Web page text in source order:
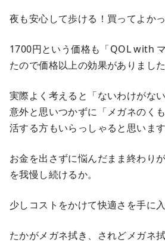
夜も安心して歩ける！買ってよかっ
1700円という価格も「QOL with
たので価格以上の効果がありました
実際よく考えると「ないわけがな
意外と思いつかずに「メガネのく
活する方もいらっしゃると思います
お金を出さずに悩んだまま終わり
を我慢し続けるか。
少しコストをかけて快適さを手に入
たかがメガネ拭き、されどメガネ